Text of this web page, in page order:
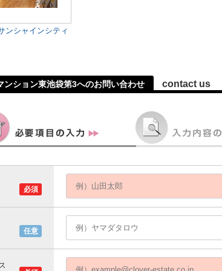
ンシャインシティ
ンション東池袋第3へのお問い合わせ contact us
必須
任意